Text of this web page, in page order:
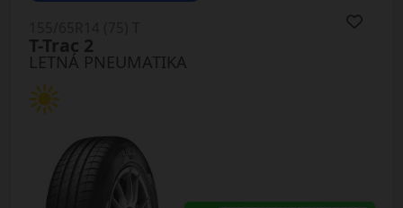
LETNÁ PNEUMATIKA
T-Trac 2